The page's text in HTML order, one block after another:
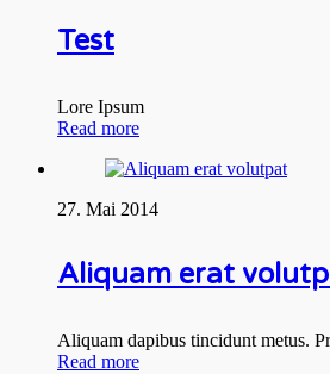
Test
Lore Ipsum
Read more
27. Mai 2014
Aliquam erat
Aliquam dapibus tincidunt metus.
Read more